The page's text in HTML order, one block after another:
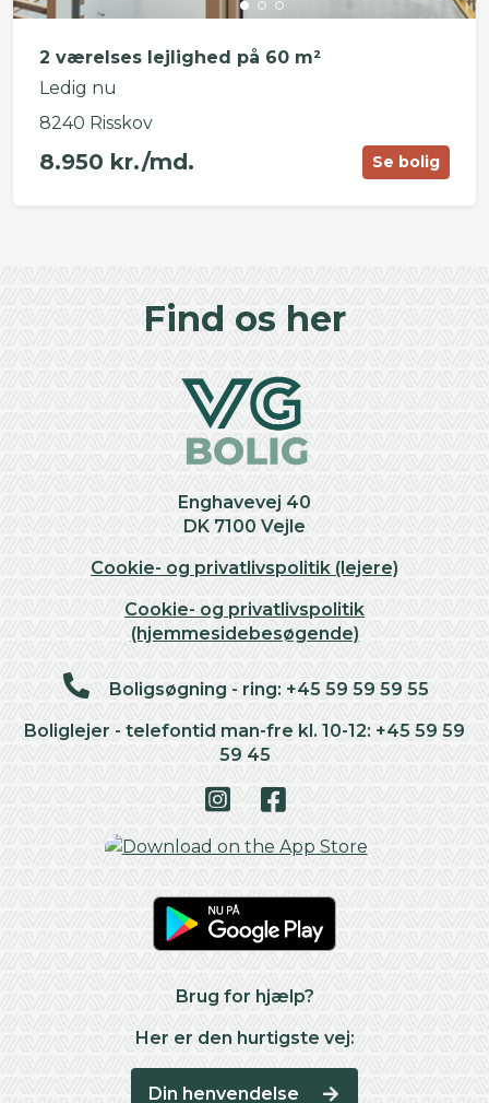
2 værelses lejlighed på 60 m²
Ledig nu
8240 Risskov
8.950 kr./md. Se bolig
Find os her
Enghavevej 40
DK 7100 Vejle
Cookie- og privatlivspolitik (lejere)
Cookie- og privatlivspolitik
(hjemmesidebesøgende)
Boligsøgning - ring: +45 59 59 59 55
Boliglejer - telefontid man-fre kl. 10-12: +45 59 59
59 45
Brug for hjælp?
Her er den hurtigste vej:
Din henvendelse